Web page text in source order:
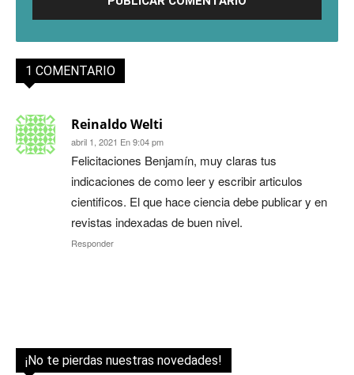
1 COMENTARIO
Reinaldo Welti
abril 1, 2021 En 9:04 pm
Felicitaciones Benjamín, muy claras tus
indicaciones de como leer y escribir articulos
cientificos. El que hace ciencia debe publicar y en
revistas indexadas de buen nivel.
Responder
¡No te pierdas nuestras novedades!